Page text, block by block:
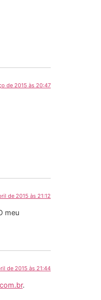
de 2015 às 20:47
de 2015 às 21:12
meu
de 2015 às 21:44
.